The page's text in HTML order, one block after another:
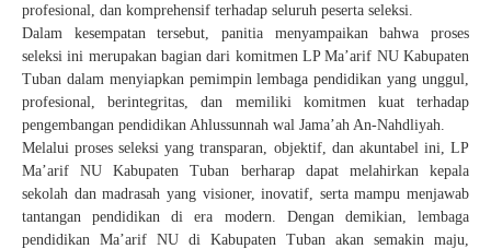
profesional, dan komprehensif terhadap seluruh peserta seleksi.
Dalam kesempatan tersebut, panitia menyampaikan bahwa proses
seleksi ini merupakan bagian dari komitmen LP Ma’arif NU Kabupaten
Tuban dalam menyiapkan pemimpin lembaga pendidikan yang unggul,
profesional, berintegritas, dan memiliki komitmen kuat terhadap
pengembangan pendidikan Ahlussunnah wal Jama’ah An-Nahdliyah.
Melalui proses seleksi yang transparan, objektif, dan akuntabel ini, LP
Ma’arif NU Kabupaten Tuban berharap dapat melahirkan kepala
sekolah dan madrasah yang visioner, inovatif, serta mampu menjawab
tantangan pendidikan di era modern. Dengan demikian, lembaga
pendidikan Ma’arif NU di Kabupaten Tuban akan semakin maju,